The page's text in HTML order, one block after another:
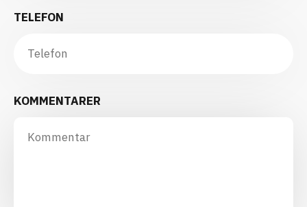
TELEFON
KOMMENTARER